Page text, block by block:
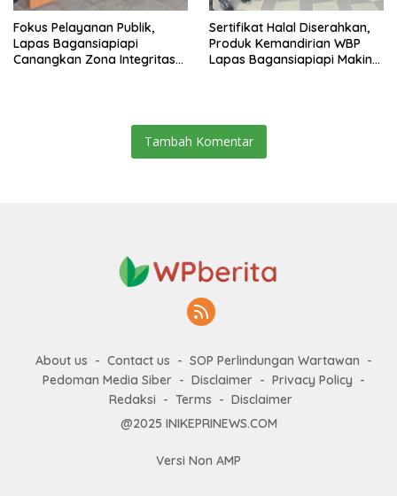
Fokus Pelayanan Publik,
Lapas Bagansiapiapi
Canangkan Zona Integritas
Sertifikat Halal Diserahkan,
Produk Kemandirian WBP
Lapas Bagansiapiapi Makin
Tambah Komentar
About us Contact us
SOP Perlindungan Wartawan
Pedoman Media Siber
Disclaimer
Privacy Policy
Redaksi
Terms
Disclaimer
@2025 INIKEPRINEWS.COM
Versi Non AMP